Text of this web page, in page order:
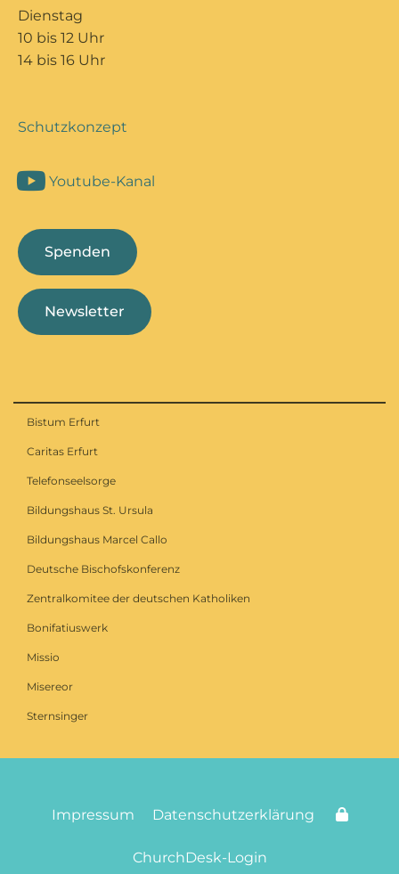
Dienstag
10 bis 12 Uhr
14 bis 16 Uhr
Schutzkonzept
Youtube-Kanal
Spenden
Newsletter
Bistum Erfurt
Caritas Erfurt
Telefonseelsorge
Bildungshaus St. Ursula
Bildungshaus Marcel Callo
Deutsche Bischofskonferenz
Zentralkomitee der deutschen Katholiken
Bonifatiuswerk
Missio
Misereor
Sternsinger
Impressum Datenschutzerklärung
ChurchDesk-Login